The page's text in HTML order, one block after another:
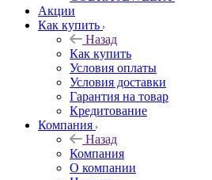
Акции
Как купить
Назад
Как купить
Условия оплаты
Условия доставки
Гарантия на товар
Кредитование
Компания
Назад
Компания
О компании